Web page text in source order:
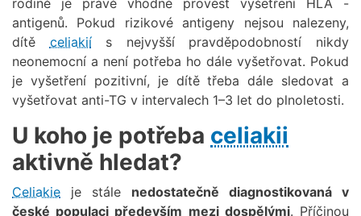
antigenů. Pokud rizikové antigeny nejsou nalezeny,
dítě celiakiís nejvyšší pravděpodobností nikdy
neonemocní a není potřeba ho dále vyšetřovat. Pokud
je vyšetření pozitivní, je dítě třeba dále sledovat a
vyšetřovat anti-TG v intervalech 1–3 let do plnoletosti.
U koho je potřeba celiakii
aktivně hledat?
Celiakie je stále nedostatečně diagnostikovaná v
české populaci především mezi dospělými. Příčinou